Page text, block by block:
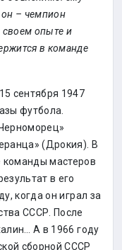
– чемпион
опыте и
в команде
сентября 1947
футбола.
(Дрокия). В
команды мастеров
в его
когда он играл за
СССР. После
А в 1966 году
сборной СССР